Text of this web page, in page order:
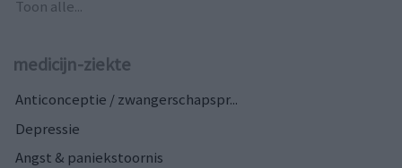
Toon alle...
medicijn-ziekte
Anticonceptie / zwangerschapspr...
Depressie
Angst & paniekstoornis